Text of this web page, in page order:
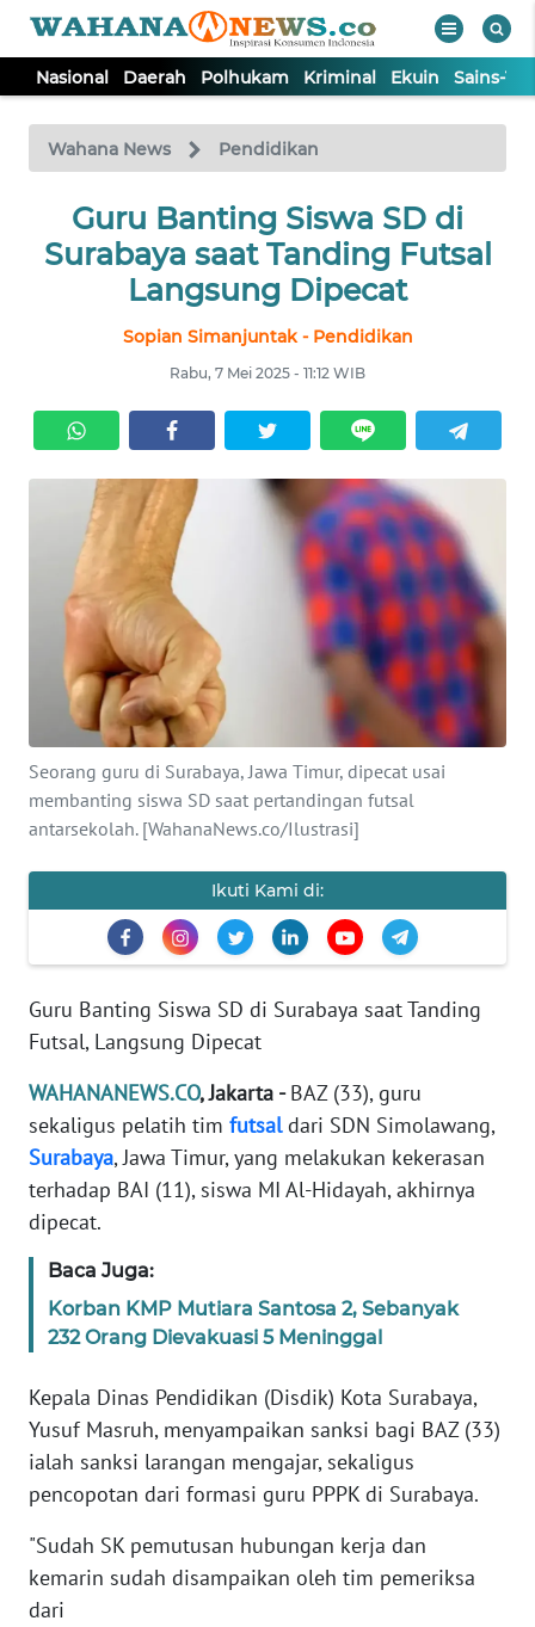
Nasional Daerah Polhukam Kriminal Ekuin Sains-
Wahana News Pendidikan
Guru Banting Siswa SD di
Surabaya saat Tanding Futsal
Langsung Dipecat
Sopian Simanjuntak - Pendidikan
Rabu, 7 Mei 2025 - 11:12 WIB
Seorang guru di Surabaya, Jawa Timur, dipecat usai
membanting siswa SD saat pertandingan futsal
antarsekolah. [WahanaNews.co/Ilustrasi]
Ikuti Kami di:
Guru Banting Siswa SD di Surabaya saat Tanding
Futsal, Langsung Dipecat
WAHANANEWS.CO, Jakarta -BAZ (33), guru
sekaligus pelatih tim futsaldari SDN Simolawang,
Surabaya, Jawa Timur, yang melakukan kekerasan
terhadap BAI (11), siswa MI Al-Hidayah, akhirnya
dipecat.
Baca Juga:
Korban KMP Mutiara Santosa 2, Sebanyak
232 Orang Dievakuasi 5 Meninggal
Kepala Dinas Pendidikan (Disdik) Kota Surabaya,
Yusuf Masruh, menyampaikan sanksi bagi BAZ (33)
ialah sanksi larangan mengajar, sekaligus
pencopotan dari formasi guru PPPK di Surabaya.
"Sudah SK pemutusan hubungan kerja dan
kemarin sudah disampaikan oleh tim pemeriksa
dari
TV
Tutup
NASIONAL
POLHUKAM
KRIMINAL
EKUIN
SAINS-TEKNO
KESEHATAN
INTERNASIONAL
SERBA-SERBI
PENDIDIKAN
EDITORIAL
Informasi
INDEKS
BERITA
KONTAK
INFO
IKLAN
TENTANG
KAMI
MEDIA
SIBER
REDAKSI